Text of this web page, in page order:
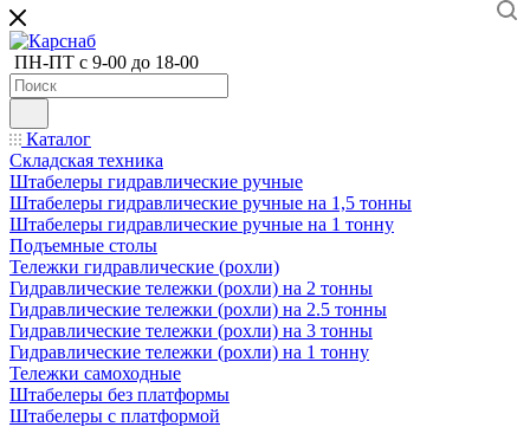
ПН-ПТ с 9-00 до 18-00
Каталог
Складская техника
Штабелеры гидравлические ручные
Штабелеры гидравлические ручные на 1,5 тонны
Штабелеры гидравлические ручные на 1 тонну
Подъемные столы
Тележки гидравлические (рохли)
Гидравлические тележки (рохли) на 2 тонны
Гидравлические тележки (рохли) на 2.5 тонны
Гидравлические тележки (рохли) на 3 тонны
Гидравлические тележки (рохли) на 1 тонну
Тележки самоходные
Штабелеры без платформы
Штабелеры с платформой